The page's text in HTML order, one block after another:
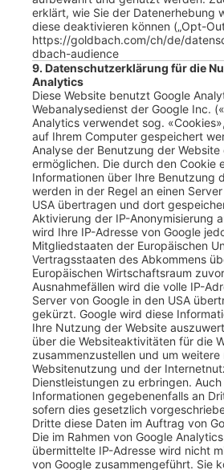
erklärt, wie Sie der Datenerhebung
diese deaktivieren können („Opt-
https://goldbach.com/ch/de/
dbach-audience
9. Datenschutzerklärung für die
Analytics
Diese Website benutzt Google
Webanalysedienst der Google Inc.
Analytics verwendet sog.
auf Ihrem Computer gespeichert
Analyse der Benutzung der Website
ermöglichen. Die durch den Cookie
Informationen über Ihre Benutzung
werden in der Regel an einen
USA übertragen und dort
Aktivierung der IP-Anonymisierung
wird Ihre IP-Adresse von Google
Mitgliedstaaten der Europäischen
Vertragsstaaten des Abkommens
Europäischen Wirtschaftsraum
Ausnahmefällen wird die volle IP-
Server von Google in den USA
gekürzt. Google wird diese
Ihre Nutzung der Website
über die Websiteaktivitäten für die
zusammenzustellen und um weitere
Websitenutzung und der
Dienstleistungen zu erbringen.
Informationen gegebenenfalls an
sofern dies gesetzlich
Dritte diese Daten im Auftrag von
Die im Rahmen von Google
übermittelte IP-Adresse wird nicht
von Google zusammengeführt. Sie